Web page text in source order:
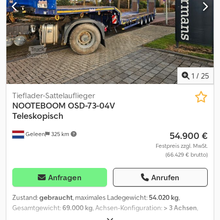
Acsznwdgener Zuladung: 34.230 kg zGG: 45.000 kg Doppelte
hydraulische Rampen 240 cm + 150 cm Hydraulisch verschiebbar
von links nach rechts APK-Zulassung bis 30.05.2026 Bettlänge:
930 cm Halsumfang: 330 cm Bodenhöhe: 83 cm
1 / 25
Geleen 325 km
Tieflader-Sattelauflieger
NOOTEBOOM OSD-73-04V
Teleskopisch
54.900 €
Festpreis zzgl. MwSt.
(66.429 € brutto)
Anfragen Anrufen
Zustand:gebraucht, maximales Ladegewicht: 54.020 kg,
Gesamtgewicht:69.000 kg, Achsen-Konfiguration: > 3 Achsen,
, Laderaumlänge: